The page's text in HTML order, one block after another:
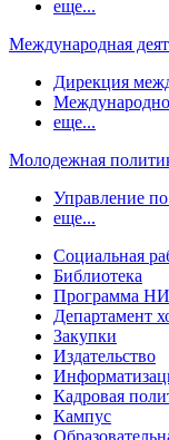
еще...
Международная
Дирекция
еще...
Молодежная
Управление
еще...
Социальная
Библиотека
Программа
Департамент
Закупки
Издательство
Кадровая
Кампус